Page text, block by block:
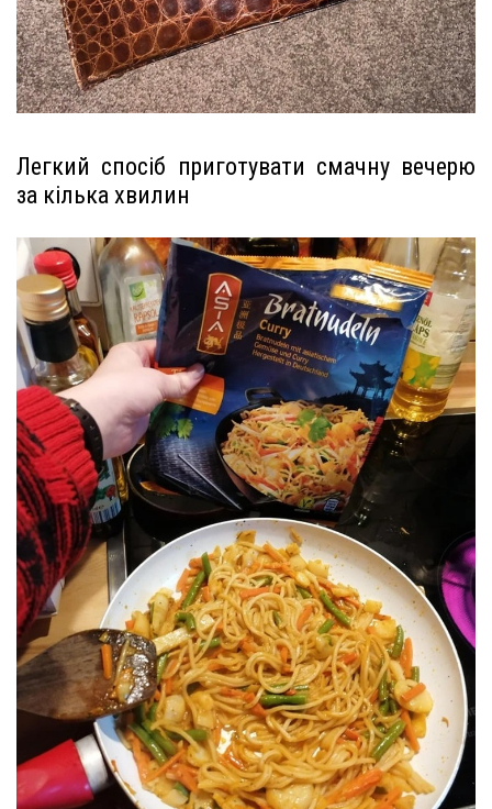
Легкий спосіб приготувати смачну вечерю
за кілька хвилин